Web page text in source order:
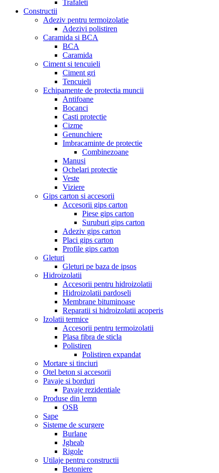
Trafaleti
Constructii
Adeziv pentru termoizolatie
Adezivi polistiren
Caramida si BCA
BCA
Caramida
Ciment si tencuieli
Ciment gri
Tencuieli
Echipamente de protectia muncii
Antifoane
Bocanci
Casti protectie
Cizme
Genunchiere
Imbracaminte de protectie
Combinezoane
Manusi
Ochelari protectie
Veste
Viziere
Gips carton si accesorii
Accesorii gips carton
Piese gips carton
Suruburi gips carton
Adeziv gips carton
Placi gips carton
Profile gips carton
Gleturi
Gleturi pe baza de ipsos
Hidroizolatii
Accesorii pentru hidroizolatii
Hidroizolatii pardoseli
Membrane bituminoase
Reparatii si hidroizolatii acoperis
Izolatii termice
Accesorii pentru termoizolatii
Plasa fibra de sticla
Polistiren
Polistiren expandat
Mortare si tinciuri
Otel beton si accesorii
Pavaje si borduri
Pavaje rezidentiale
Produse din lemn
OSB
Sape
Sisteme de scurgere
Burlane
Jgheab
Rigole
Utilaje pentru constructii
Betoniere